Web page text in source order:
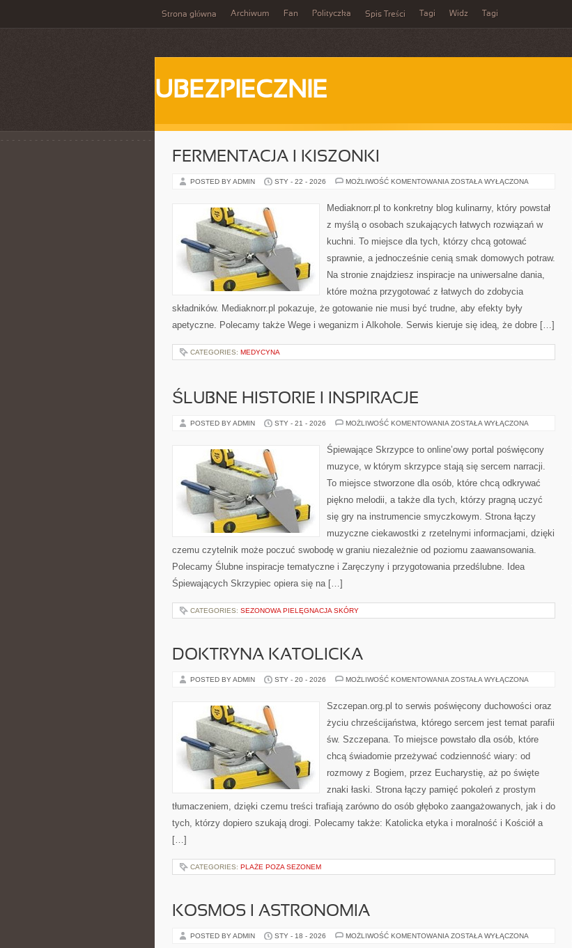
Strona główna Archiwum Fan Polityczka Spis Treści Tagi Widz Tagi
UBEZPIECZNIE
FERMENTACJA I KISZONKI
POSTED BY ADMIN STY - 22 - 2026 MOŻLIWOŚĆ KOMENTOWANIA FERMENTACJA
ZOSTAŁA WYŁĄCZONA
Mediaknorr.pl to konkretny blog kulinarny, który powstał
z myślą o osobach szukających łatwych rozwiązań w
kuchni. To miejsce dla tych, którzy chcą gotować
sprawnie, a jednocześnie cenią smak domowych potraw.
Na stronie znajdziesz inspiracje na uniwersalne dania,
które można przygotować z łatwych do zdobycia
składników. Mediaknorr.pl pokazuje, że gotowanie nie musi być trudne, aby efekty były
apetyczne. Polecamy także Wege i weganizm i Alkohole. Serwis kieruje się ideą, że dobre […]
CATEGORIES: MEDYCYNA
ŚLUBNE HISTORIE I INSPIRACJE
POSTED BY ADMIN STY - 21 - 2026 MOŻLIWOŚĆ KOMENTOWANIA ŚLUBNE
INSPIRACJE
ZOSTAŁA WYŁĄCZONA
Śpiewające Skrzypce to online’owy portal poświęcony
muzyce, w którym skrzypce stają się sercem narracji.
To miejsce stworzone dla osób, które chcą odkrywać
piękno melodii, a także dla tych, którzy pragną uczyć
się gry na instrumencie smyczkowym. Strona łączy
muzyczne ciekawostki z rzetelnymi informacjami, dzięki
czemu czytelnik może poczuć swobodę w graniu niezależnie od poziomu zaawansowania.
Polecamy Ślubne inspiracje tematyczne i Zaręczyny i przygotowania przedślubne. Idea
Śpiewających Skrzypiec opiera się na […]
CATEGORIES: SEZONOWA PIELĘGNACJA SKÓRY
DOKTRYNA KATOLICKA
POSTED BY ADMIN STY - 20 - 2026 MOŻLIWOŚĆ KOMENTOWANIA DOKTRYNA
ZOSTAŁA WYŁĄCZONA
Szczepan.org.pl to serwis poświęcony duchowości oraz
życiu chrześcijaństwa, którego sercem jest temat parafii
św. Szczepana. To miejsce powstało dla osób, które
chcą świadomie przeżywać codzienność wiary: od
rozmowy z Bogiem, przez Eucharystię, aż po święte
znaki łaski. Strona łączy pamięć pokoleń z prostym
tłumaczeniem, dzięki czemu treści trafiają zarówno do osób głęboko zaangażowanych, jak i do
tych, którzy dopiero szukają drogi. Polecamy także: Katolicka etyka i moralność i Kościół a
[…]
CATEGORIES: PLAŻE POZA SEZONEM
KOSMOS I ASTRONOMIA
POSTED BY ADMIN STY - 18 - 2026 MOŻLIWOŚĆ KOMENTOWANIA KOSMOS
ZOSTAŁA WYŁĄCZONA